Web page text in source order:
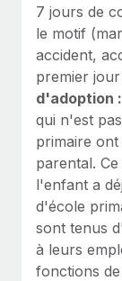
7 jours de
le motif
accident,
premier
d'adoption :
qui n'est
primaire
parental.
l'enfant a
d'école
sont tenus
à leurs
fonctions